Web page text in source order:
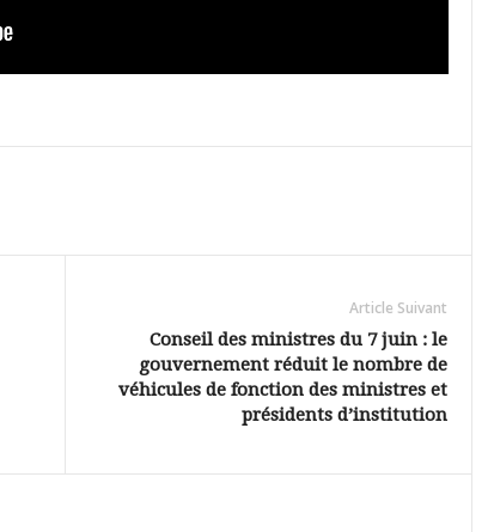
Article Suivant
Conseil des ministres du 7 juin : le
gouvernement réduit le nombre de
véhicules de fonction des ministres et
présidents d’institution